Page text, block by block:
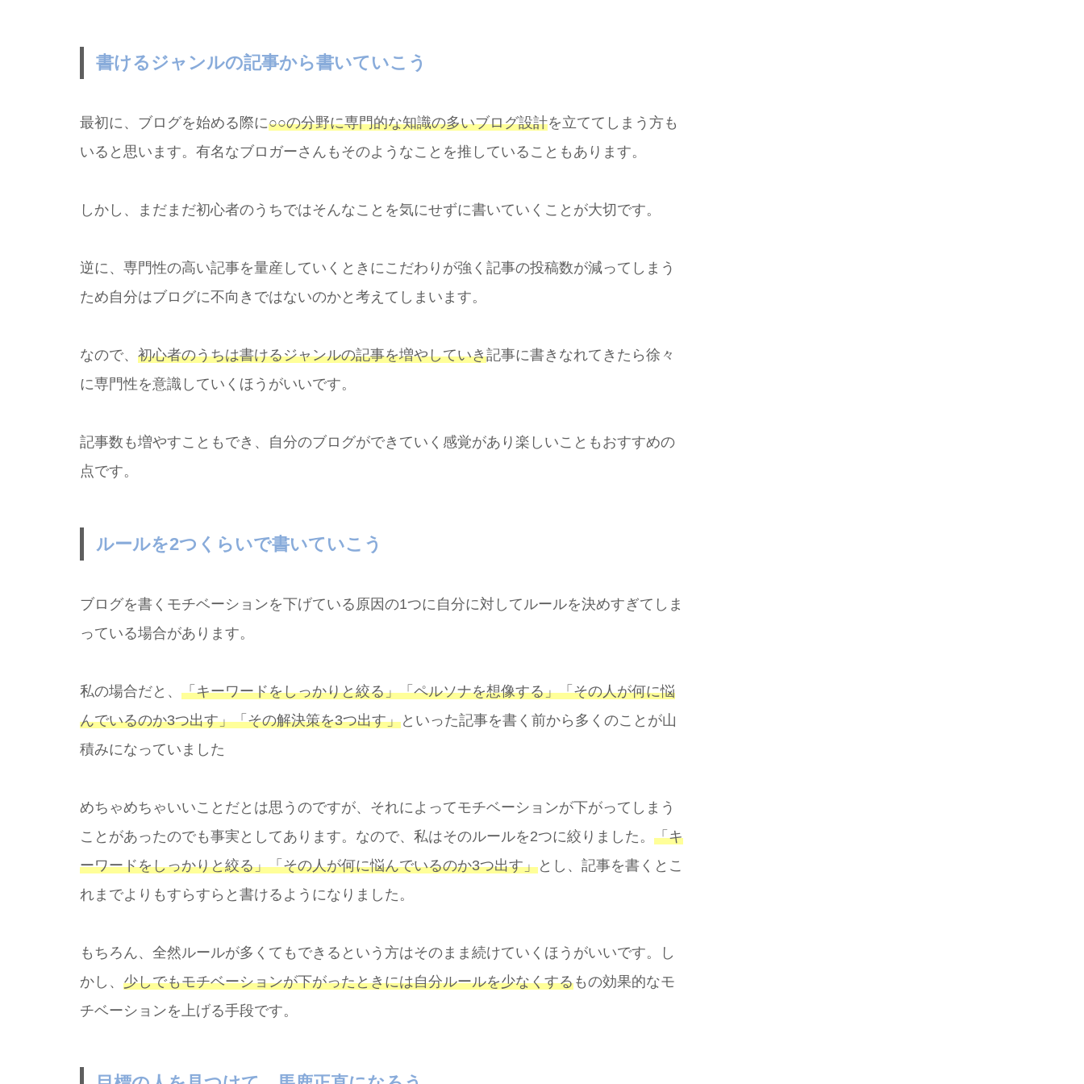
書けるジャンルの記事から書いていこう
最初に、ブログを始める際に○○の分野に専門的な知識の多いブログ設計を立ててしまう方も
いると思います。有名なブロガーさんもそのようなことを推していることもあります。
しかし、まだまだ初心者のうちではそんなことを気にせずに書いていくことが大切です。
逆に、専門性の高い記事を量産していくときにこだわりが強く記事の投稿数が減ってしまう
ため自分はブログに不向きではないのかと考えてしまいます。
なので、 初心者のうちは書けるジャンルの記事を増やしていき記事に書きなれてきたら徐々
に専門性を意識していくほうがいいです。
記事数も増やすこともでき、自分のブログができていく感覚があり楽しいこともおすすめの
点です。
ルールを2つくらいで書いていこう
ブログを書くモチベーションを下げている原因の1つに自分に対してルールを決めすぎてしま
っている場合があります。
私の場合だと、 「キーワードをしっかりと絞る」「ペルソナを想像する」「その人が何に悩
んでいるのか3つ出す」「その解決策を3つ出す」といった記事を書く前から多くのことが山
積みになっていました
めちゃめちゃいいことだとは思うのですが、それによってモチベーションが下がってしまう
ことがあったのでも事実としてあります。なので、私はそのルールを2つに絞りました。 「キ
ーワードをしっかりと絞る」「その人が何に悩んでいるのか3つ出す」とし、記事を書くとこ
れまでよりもすらすらと書けるようになりました。
もちろん、全然ルールが多くてもできるという方はそのまま続けていくほうがいいです。し
かし、 少しでもモチベーションが下がったときには自分ルールを少なくするもの効果的なモ
チベーションを上げる手段です。